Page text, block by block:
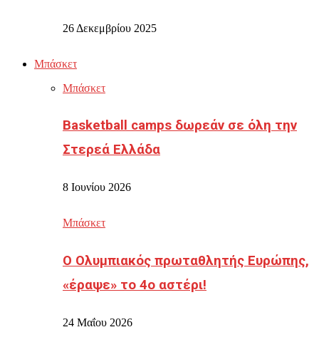
26 Δεκεμβρίου 2025
Μπάσκετ
Μπάσκετ
Basketball camps δωρεάν σε όλη την
Στερεά Ελλάδα
8 Ιουνίου 2026
Μπάσκετ
Ο Ολυμπιακός πρωταθλητής Ευρώπης,
«έραψε» το 4ο αστέρι!
24 Μαΐου 2026